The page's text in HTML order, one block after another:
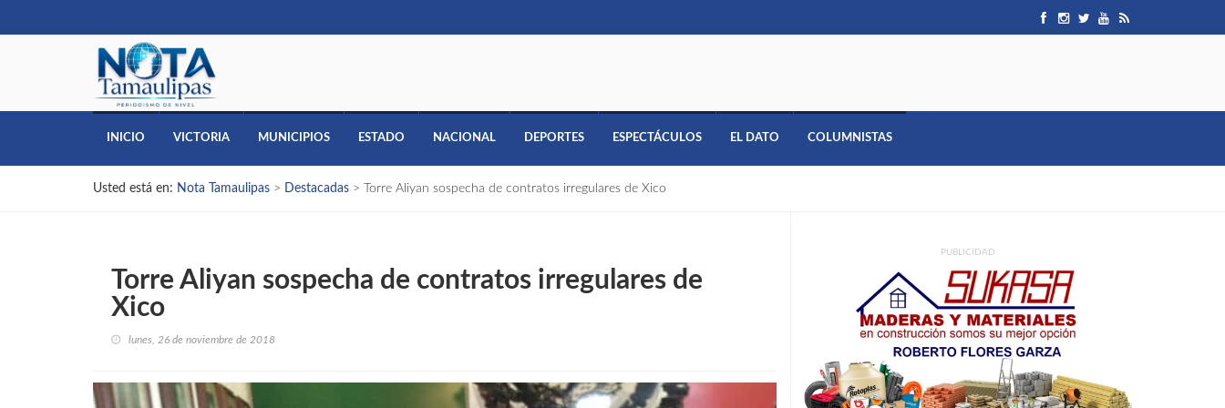
INICIO VICTORIA MUNICIPIOS ESTADO NACIONAL DEPORTES ESPECTÁCULOS EL DATO COLUMNISTAS
Usted está en: Nota Tamaulipas > Destacadas > Torre Aliyan sospecha de contratos irregulares de Xico
Torre Aliyan sospecha de contratos irregulares de
Xico
lunes, 26 de noviembre de 2018
PUBLICIDAD